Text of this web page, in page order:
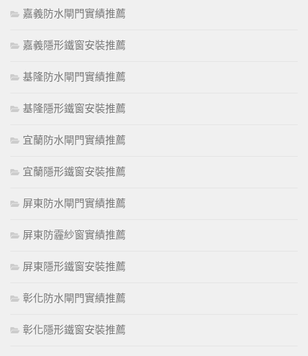
嘉義防水閘門實績推薦
嘉義隱形鐵窗安裝推薦
基隆防水閘門實績推薦
基隆隱形鐵窗安裝推薦
宜蘭防水閘門實績推薦
宜蘭隱形鐵窗安裝推薦
屏東防水閘門實績推薦
屏東防霾紗窗實績推薦
屏東隱形鐵窗安裝推薦
彰化防水閘門實績推薦
彰化隱形鐵窗安裝推薦